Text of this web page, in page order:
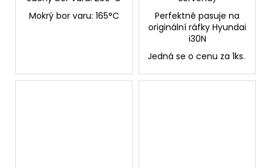
Mokrý bor varu: 165°C
Perfektně pasuje na
originální ráfky Hyundai
i30N
Jedná se o cenu za 1ks.